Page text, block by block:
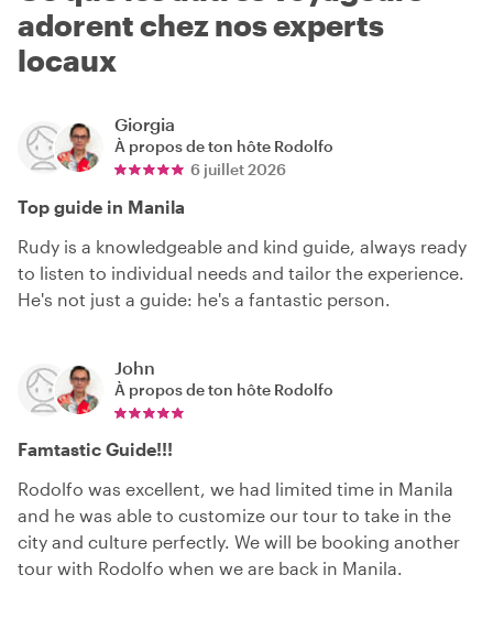
adorent chez nos experts
locaux
Giorgia
À propos de ton hôte Rodolfo
6 juillet 2026
Top guide in Manila
Rudy is a knowledgeable and kind guide, always ready
to listen to individual needs and tailor the experience.
He's not just a guide: he's a fantastic person.
John
À propos de ton hôte Rodolfo
Famtastic Guide!!!
Rodolfo was excellent, we had limited time in Manila
and he was able to customize our tour to take in the
city and culture perfectly. We will be booking another
tour with Rodolfo when we are back in Manila.